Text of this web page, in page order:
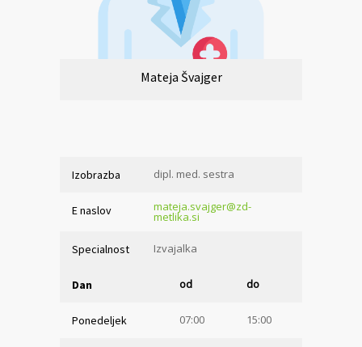
Mateja Švajger
Izobrazba dipl. med. sestra
E naslov mateja.svajger@zd-
metlika.si
Specialnost Izvajalka
Dan od do
Ponedeljek 07:00 15:00